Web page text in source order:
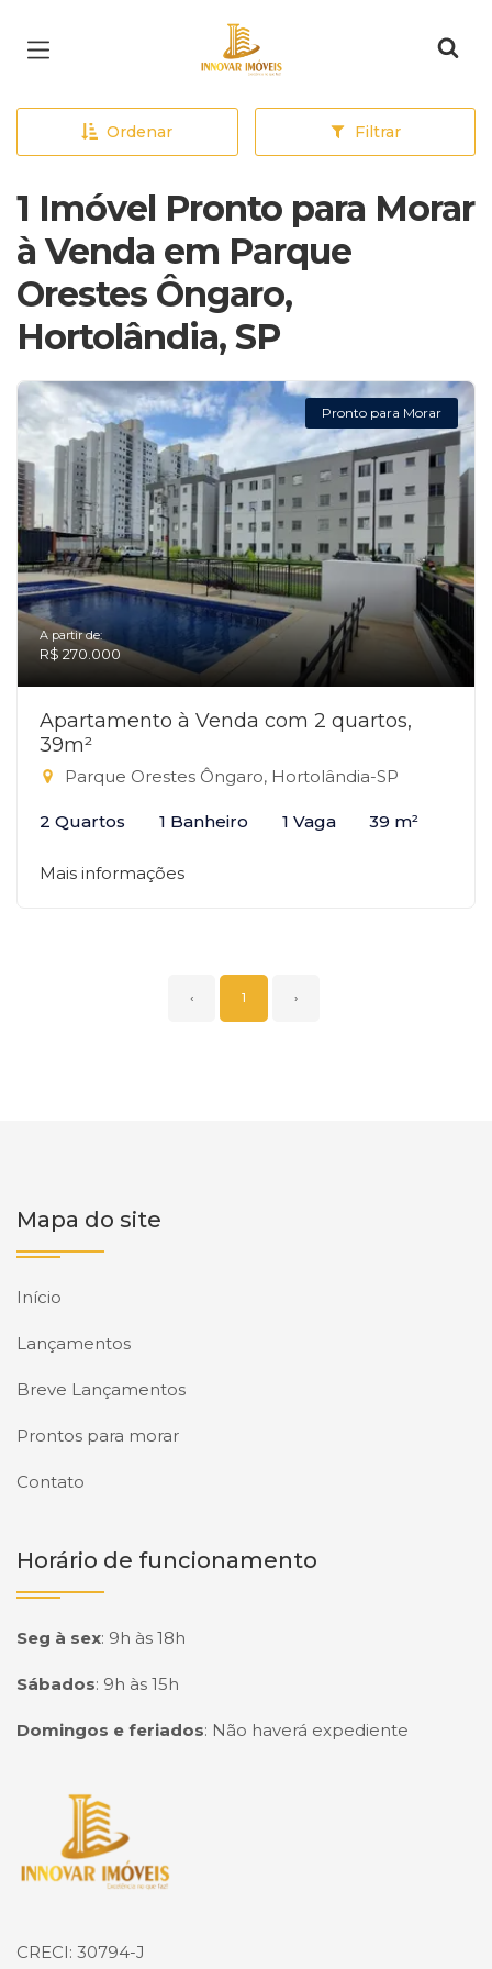
Página inicial
Ordenar Filtrar
1 Imóvel Pronto para Morar
à Venda em Parque
Orestes Ôngaro,
Hortolândia, SP
Pronto para Morar
A partir de:
R$ 270.000
Apartamento à Venda com 2 quartos,
39m²
Parque Orestes Ôngaro, Hortolândia-SP
2 Quartos 1 Banheiro 1 Vaga 39 m²
Mais informações
‹ 1 ›
Mapa do site
Início
Lançamentos
Breve Lançamentos
Prontos para morar
Contato
Horário de funcionamento
Seg à sex: 9h às 18h
Sábados: 9h às 15h
Domingos e feriados: Não haverá expediente
Página inicial
CRECI: 30794-J